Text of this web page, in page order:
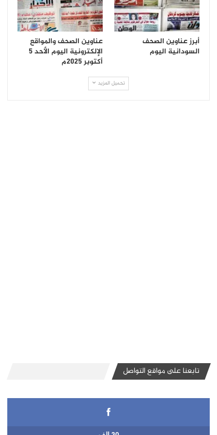
أبرز عناوين الصحف
السودانية اليوم
عناوين الصحف والمواقع
الإلكترونية اليوم الأحد 5
أكتوبر 2025م
تحميل المزيد
تابعنا على مواقع التواصل